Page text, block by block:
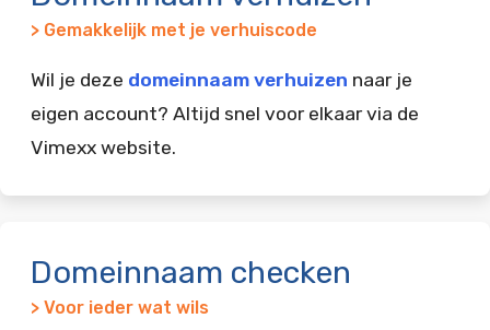
> Gemakkelijk met je verhuiscode
Wil je deze domeinnaam verhuizen naar je
eigen account? Altijd snel voor elkaar via de
Vimexx website.
Domeinnaam checken
> Voor ieder wat wils